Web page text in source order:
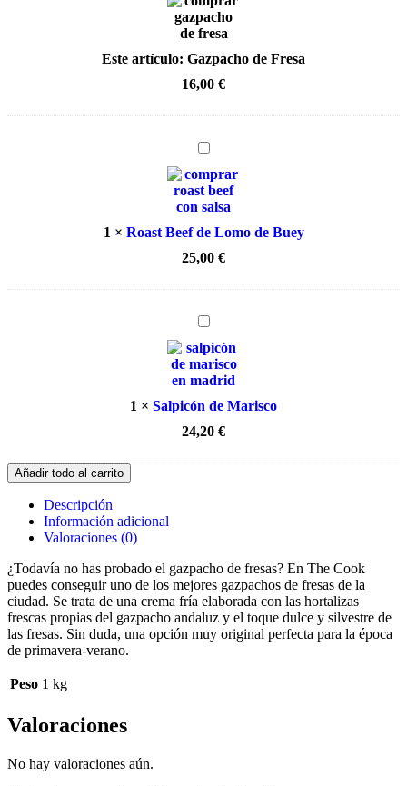
Fresa
Este artículo: Gazpacho de Fresa
16,00 €
Roast
de
Lomo
de
Buey
1× Roast Beef de Lomo de Buey
25,00 €
Salpicón
Marisco
1 × Salpicón de Marisco
24,20 €
Añadir todo al carrito
Descripción
Información adicional
Valoraciones (0)
¿Todavía no has probado el gazpacho de fresas? En The Cook
puedes conseguir uno de los mejores gazpachos de fresas de la
ciudad. Se trata de una crema fría elaborada con las hortalizas
frescas propias del gazpacho andaluz y el toque dulce y silvestre de
las fresas. Sin duda, una opción muy original perfecta para la época
de primavera-verano.
Peso 1 kg
Valoraciones
No hay valoraciones aún.